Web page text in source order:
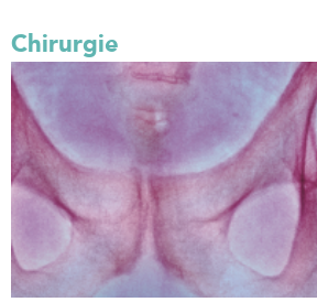
Chirurgie